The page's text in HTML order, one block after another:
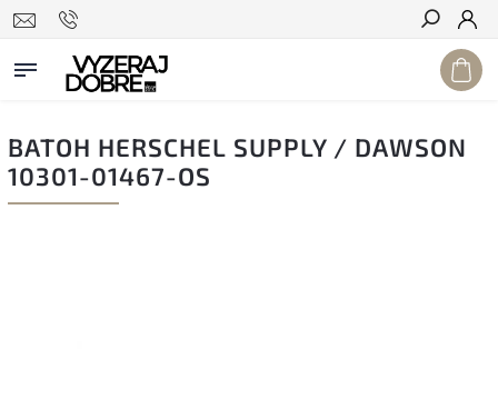
Hľadať
BATOH HERSCHEL SUPPLY / DAWSON
10301-01467-OS